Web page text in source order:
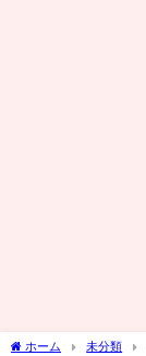
ホーム 未分類